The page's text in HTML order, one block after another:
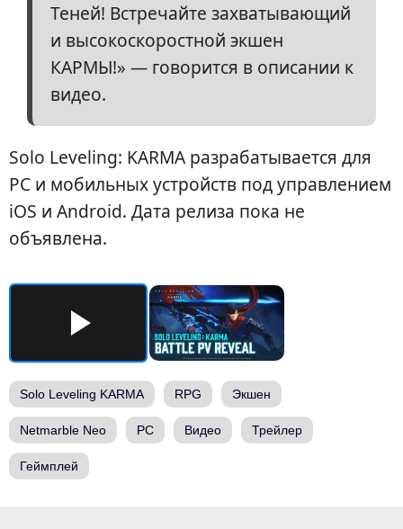
Теней! Встречайте захватывающий
и высокоскоростной экшен
КАРМЫ!» — говорится в описании к
видео.
Solo Leveling: KARMA разрабатывается для
PC и мобильных устройств под управлением
iOS и Android. Дата релиза пока не
объявлена.
Solo Leveling KARMA RPG Экшен
Netmarble Neo PC Видео Трейлер
Геймплей